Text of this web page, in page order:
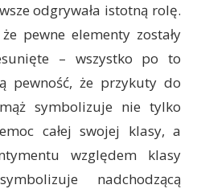
odgrywała istotną rolę.
pewne elementy zostały
– wszystko po to
pewność, że przykuty do
symbolizuje nie tylko
całej swojej klasy, a
względem klasy
nadchodzącą